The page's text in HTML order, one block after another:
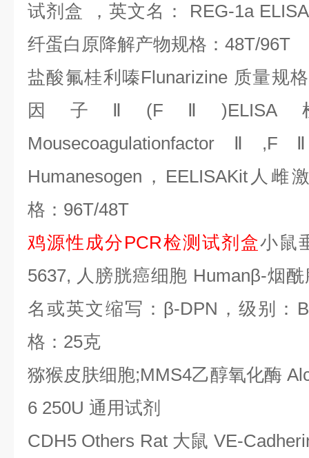
试剂盒
，英文名：
REG-1a
纤蛋白原降解产物规格： 48T/96T
盐酸氟桂利嗪Flunarizine 质量规
因子Ⅱ (F Ⅱ)ELISA
Mousecoagulationfactor Ⅱ ,F
Humanesogen ， EELISAKit 人雌
格： 96T/48T
鸡源性成分PCR检测试剂盒小鼠
5637, 人膀胱癌细胞 Humanβ-烟
名或英文缩写：β-DPN ，级别：
格： 25克
猕猴皮肤细胞;MMS4乙醇氧化酶
6 250U 通用试剂
CDH5 Others Rat 大鼠 VE-